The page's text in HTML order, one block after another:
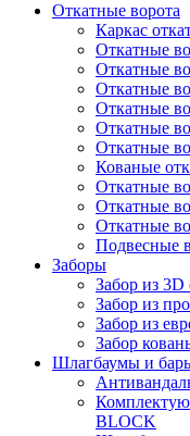
Откатные ворота
Каркас
Откатные
Откатные
Откатные
Откатные
Откатные
Откатные
Кованые
Откатные
Откатные
Откатные
Подвесные
Заборы
Забор из 3D
Забор из
Забор из
Забор
Шлагбаумы и
BLOCK